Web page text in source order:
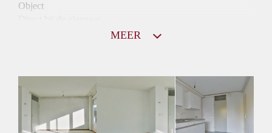
Object
Huurtoeslag
Mogelijk
2,6 X Maandhuur Bruto
MEER